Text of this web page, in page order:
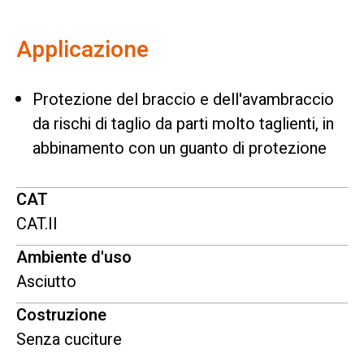
Applicazione
Protezione del braccio e dell'avambraccio
da rischi di taglio da parti molto taglienti, in
abbinamento con un guanto di protezione
CAT
CAT.II
Ambiente d'uso
Asciutto
Costruzione
Senza cuciture